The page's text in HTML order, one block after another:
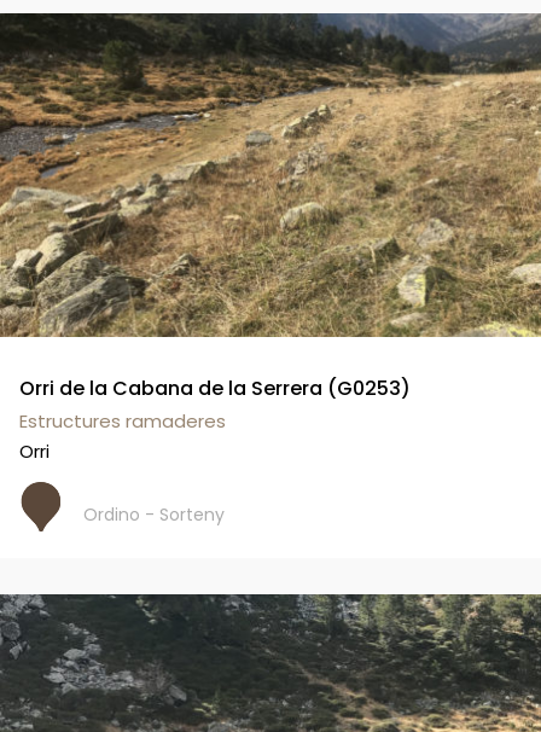
Orri de la Cabana de la Serrera (G0253)
Estructures ramaderes
Orri
Ordino - Sorteny